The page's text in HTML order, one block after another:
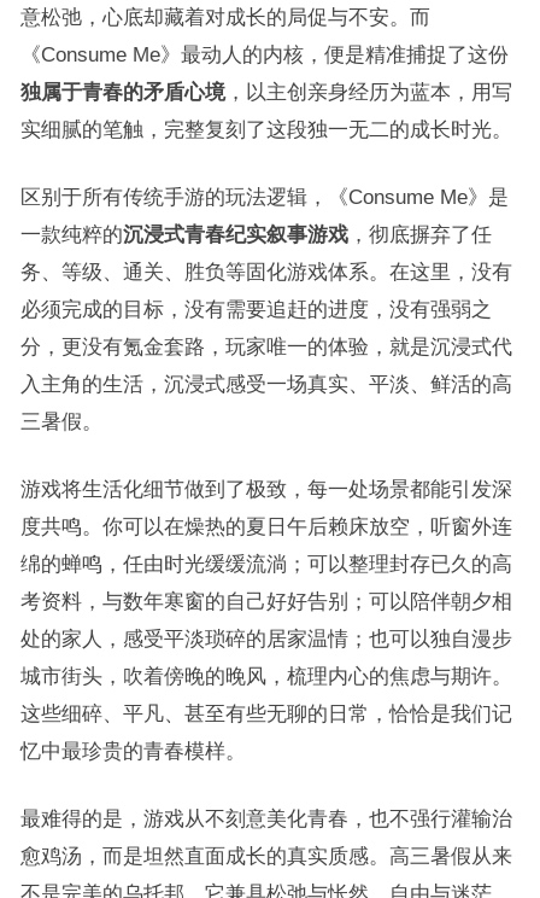
意松弛，心底却藏着对成长的局促与不安。而
《Consume Me》最动人的内核，便是精准捕捉了这份
独属于青春的矛盾心境，以主创亲身经历为蓝本，用写
实细腻的笔触，完整复刻了这段独一无二的成长时光。
区别于所有传统手游的玩法逻辑，《Consume Me》是
一款纯粹的沉浸式青春纪实叙事游戏，彻底摒弃了任
务、等级、通关、胜负等固化游戏体系。在这里，没有
必须完成的目标，没有需要追赶的进度，没有强弱之
分，更没有氪金套路，玩家唯一的体验，就是沉浸式代
入主角的生活，沉浸式感受一场真实、平淡、鲜活的高
三暑假。
游戏将生活化细节做到了极致，每一处场景都能引发深
度共鸣。你可以在燥热的夏日午后赖床放空，听窗外连
绵的蝉鸣，任由时光缓缓流淌；可以整理封存已久的高
考资料，与数年寒窗的自己好好告别；可以陪伴朝夕相
处的家人，感受平淡琐碎的居家温情；也可以独自漫步
城市街头，吹着傍晚的晚风，梳理内心的焦虑与期许。
这些细碎、平凡、甚至有些无聊的日常，恰恰是我们记
忆中最珍贵的青春模样。
最难得的是，游戏从不刻意美化青春，也不强行灌输治
愈鸡汤，而是坦然直面成长的真实质感。高三暑假从来
不是完美的乌托邦，它兼具松弛与怅然、自由与迷茫、